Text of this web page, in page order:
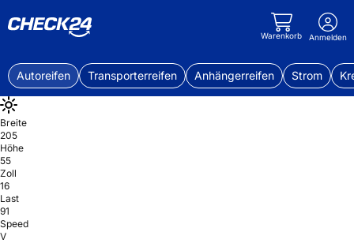
Warenkorb Anmelden
Autoreifen Transporterreifen Anhängerreifen Strom
Breite
205
Höhe
55
Zoll
16
Last
91
Speed
V